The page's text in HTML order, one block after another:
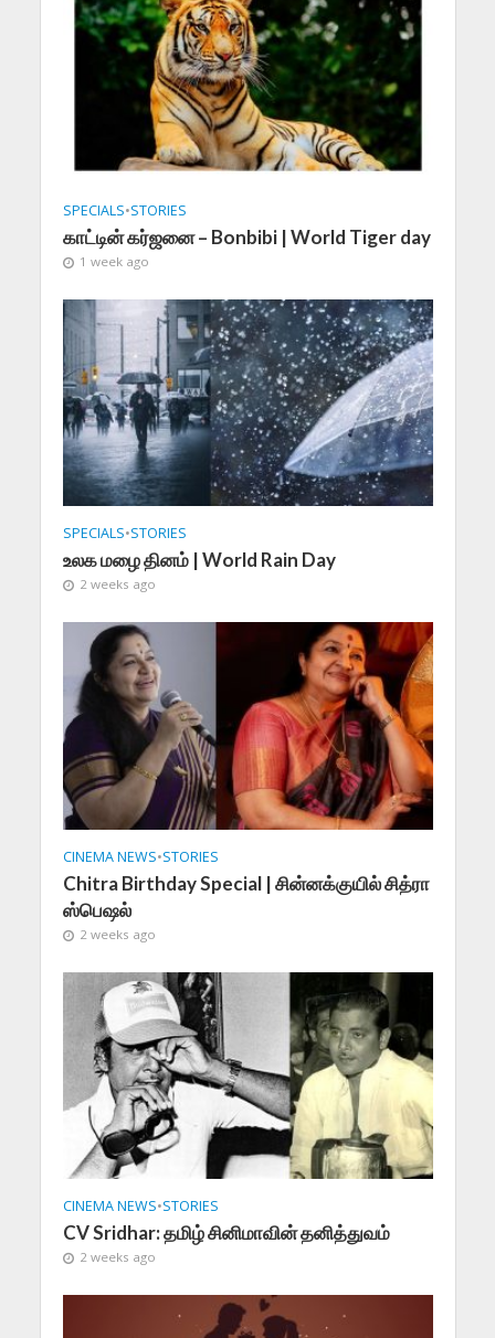
SPECIALS•STORIES
காட்டின் கர்ஜனை – Bonbibi | World Tiger day
1 week ago
SPECIALS•STORIES
உலக மழை தினம் | World Rain Day
2 weeks ago
CINEMA NEWS•STORIES
Chitra Birthday Special | சின்னக்குயில் சித்ரா
ஸ்பெஷல்
2 weeks ago
CINEMA NEWS•STORIES
CV Sridhar: தமிழ் சினிமாவின் தனித்துவம்
2 weeks ago